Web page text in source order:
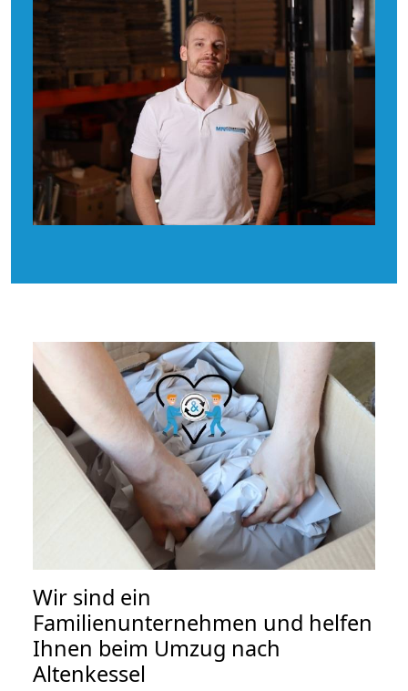
Wir sind ein
Familienunternehmen und helfen
Ihnen beim Umzug nach
Altenkessel